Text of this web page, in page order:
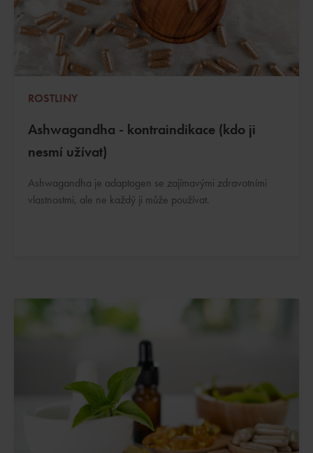
ROSTLINY
Ashwagandha - kontraindikace (kdo ji
nesmí užívat)
Ashwagandha je adaptogen se zajímavými zdravotními
vlastnostmi, ale ne každý ji může používat.